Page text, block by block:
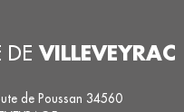
DE VILLEVEYRAC
de Poussan 34560